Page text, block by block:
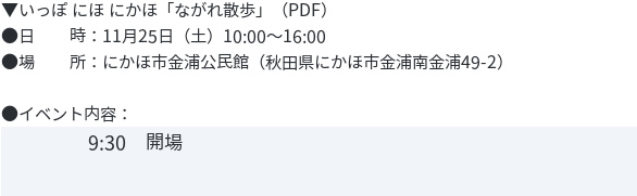
▼いっぽ にほ にかほ「ながれ散歩」
（PDF）
●日 時：11月25日（土）10:00〜16:00
●場 所：にかほ市金浦公民館（秋田県にかほ市金浦南金浦49-2）
●イベント内容：
9:30 開場